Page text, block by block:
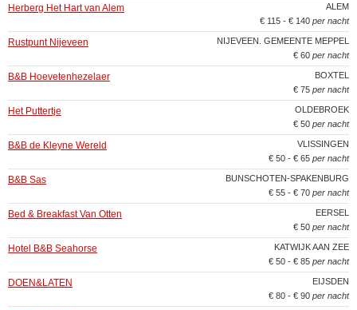
ALEM
Herberg Het Hart van Alem
€ 115 - € 140 per nacht
NIJEVEEN. GEMEENTE MEPPEL
Rustpunt Nijeveen
€ 60 per nacht
BOXTEL
B&B Hoevetenhezelaer
€ 75 per nacht
OLDEBROEK
Het Puttertje
€ 50 per nacht
VLISSINGEN
B&B de Kleyne Wereld
€ 50 - € 65 per nacht
BUNSCHOTEN-SPAKENBURG
B&B Sas
€ 55 - € 70 per nacht
EERSEL
Bed & Breakfast Van Otten
€ 50 per nacht
KATWIJK AAN ZEE
Hotel B&B Seahorse
€ 50 - € 85 per nacht
EIJSDEN
DOEN&LATEN
€ 80 - € 90 per nacht